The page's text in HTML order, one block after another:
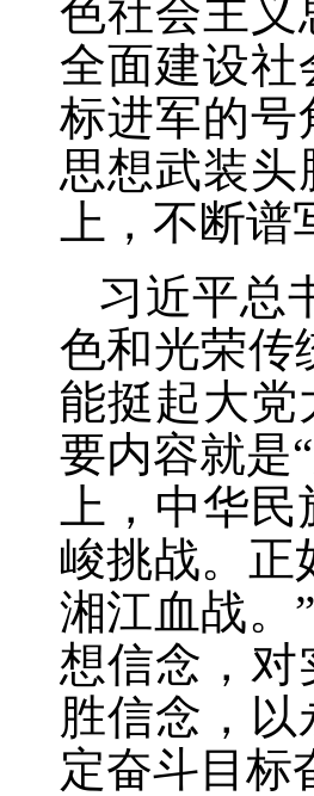
色社会主义
全面建设
标进军的号
思想武装
上，不断
习近平总
色和光荣传
能挺起大
要内容就是
上，中华
峻挑战。正
湘江血战。
想信念，
胜信念，
定奋斗目标